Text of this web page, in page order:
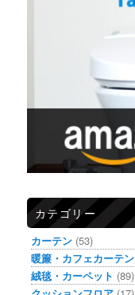
カテゴリー
カーテン (53)
暖簾・カフェカーテン
絨毯・カーペット (89)